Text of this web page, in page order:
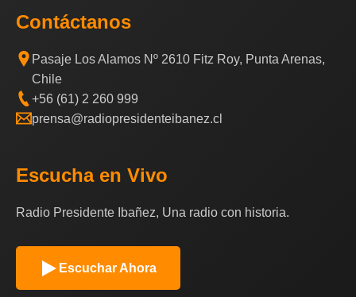
Contáctanos
Pasaje Los Alamos Nº 2610 Fitz Roy, Punta Arenas,
Chile
+56 (61) 2 260 999
prensa@radiopresidenteibanez.cl
Escucha en Vivo
Radio Presidente Ibañez, Una radio con historia.
Escuchar Ahora